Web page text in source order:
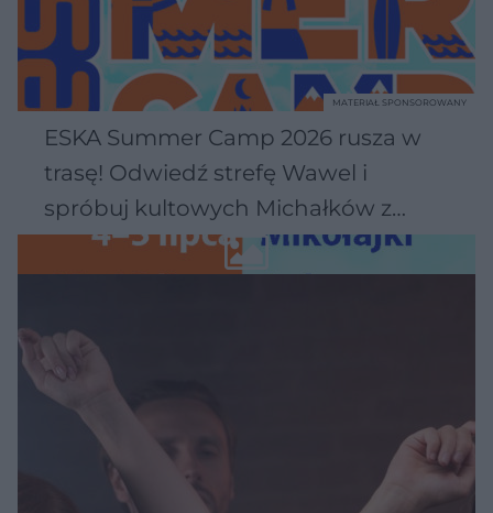
ESKA Summer Camp 2026 rusza w
trasę! Odwiedź strefę Wawel i
spróbuj kultowych Michałków z
Wawelu
MATERIAŁ SPONSOROWANY